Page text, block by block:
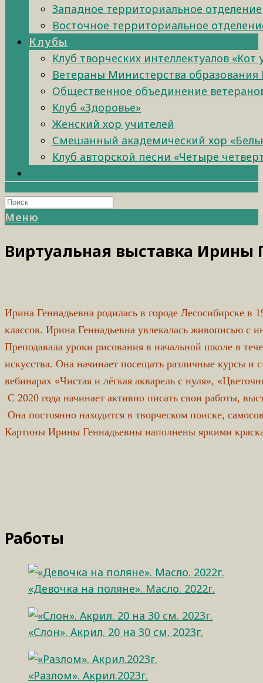
Западное территориальное отделение
Восточное территориальное
Клубы
Клуб творческих интеллектуалов «Кот
Ветераны Министерства образования
Общественное объединение
Клуб «Здоровье»
Женский хор учителей
Смешанный академический хор
Клуб авторской песни «Четыре
Меню
Виртуальная выставка Ирины
Ирина Геннадьевна родилась в городе Лесосибирске
классов. Ирина Геннадьевна увлекалась живописью с
Преподавала уроки рисования в начальной школе в
искусства. Она начинает посещать различные курсы и
вебинарах «Чистая и лёгкая акварель с нуля»,
С 2020 года начинает активно писать свои работы,
Она постоянно находится в творческом поиске,
Картины Ирины Геннадьевны наполнены яркими
Работы
«Девочка на поляне». Масло. 2022г.
«Слон». Акрил. 20 на 30 см. 2023г.
«Разлом». Акрил.2023г.